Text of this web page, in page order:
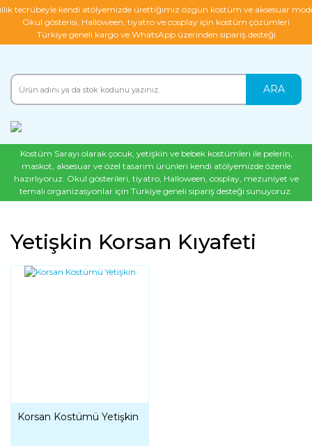
tecrübeyle kendi atölyemizde ürettiğimiz özgün kostüm ve aksesuar
Okul gösterisi, Halloween, tiyatro ve cosplay için kostüm çözümleri
Türkiye geneli kargo ve WhatsApp üzerinden sipariş desteği
ARA
Kostüm Sarayı olarak çocuk, yetişkin ve bebek kostümleri ile pelerin,
maskot, aksesuar ve özel tasarım ürünleri kendi atölyemizde özenle
hazırlıyoruz. Okul gösterileri, tiyatro, Halloween, cosplay, mezuniyet ve
temalı organizasyonlar için Türkiye geneli sipariş desteği sunuyoruz.
Yetişkin Korsan Kıyafeti
Korsan Kostümü Yetişkin